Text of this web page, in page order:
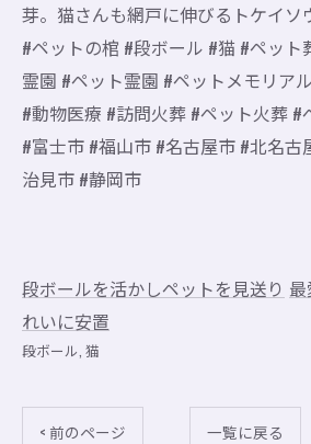
芽。猫さんも網戸に伸びるトケイソ
#ペットの棺 #段ボール #猫 #ペット
霊園 #ペット霊園 #ペットメモリア
#動物医療 #訪問火葬 #ペット火葬 #
#富士市 #福山市 #名古屋市 #北名古
治見市 #静岡市
段ボールを活かしペットを見送り
れいに安置
段ボール 猫
< 前のページ 一覧に戻る